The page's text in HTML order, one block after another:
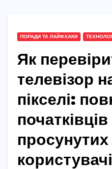
ПОРАДИ ТА ЛАЙФХАКИ
Як
телевізор
пікселі:
початківців
просунутих